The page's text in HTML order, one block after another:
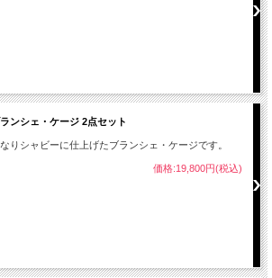
ンシェ・ケージ 2点セット
りシャビーに仕上げたブランシェ・ケージです。
価格:19,800円(税込)